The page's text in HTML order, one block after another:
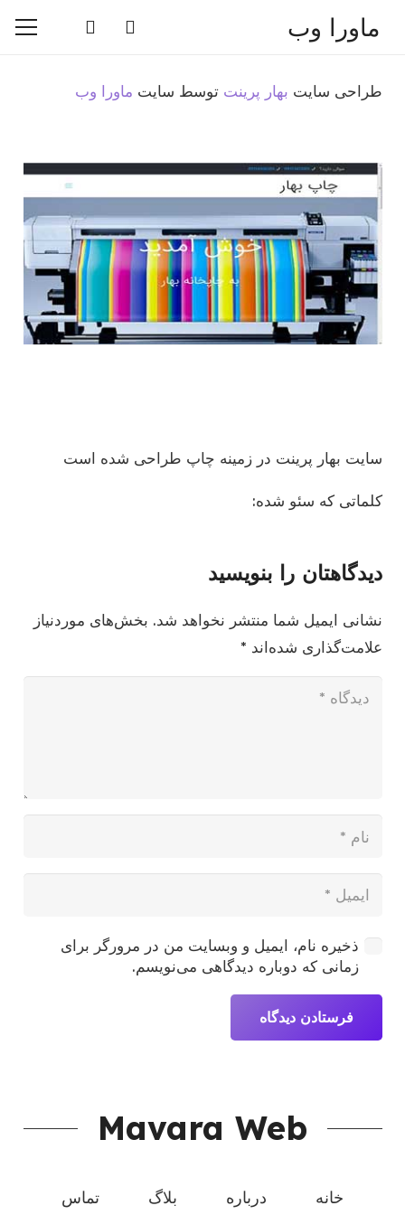
ماورا وب
طراحی سایت بهار پرینت توسط سایت ماورا وب
سایت بهار پرینت در زمینه چاپ طراحی شده است
کلماتی که سئو شده:
دیدگاهتان را بنویسید
نشانی ایمیل شما منتشر نخواهد شد. بخش‌های موردنیاز
علامت‌گذاری شده‌اند *
ذخیره نام، ایمیل و وبسایت من در مرورگر برای
زمانی که دوباره دیدگاهی می‌نویسم.
فرستادن دیدگاه
Mavara Web
خانه درباره بلاگ تماس